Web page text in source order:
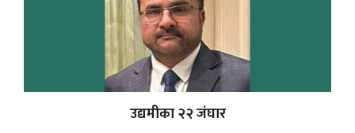
उद्यमीका २२ जंघार